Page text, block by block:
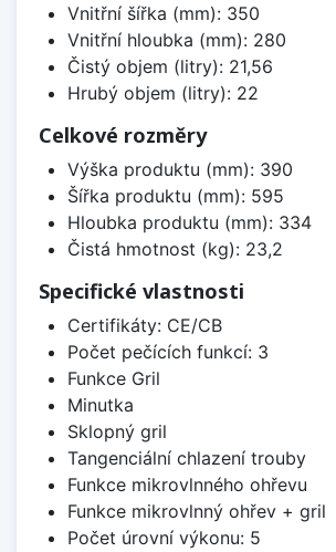
Vnitřní šířka (mm): 350
Vnitřní hloubka (mm): 280
Čistý objem (litry): 21,56
Hrubý objem (litry): 22
Celkové rozměry
Výška produktu (mm): 390
Šířka produktu (mm): 595
Hloubka produktu (mm): 334
Čistá hmotnost (kg): 23,2
Specifické vlastnosti
Certifikáty: CE/CB
Počet pečících funkcí: 3
Funkce Gril
Minutka
Sklopný gril
Tangenciální chlazení trouby
Funkce mikrovlnného ohřevu
Funkce mikrovlnný ohřev + gril
Počet úrovní výkonu: 5